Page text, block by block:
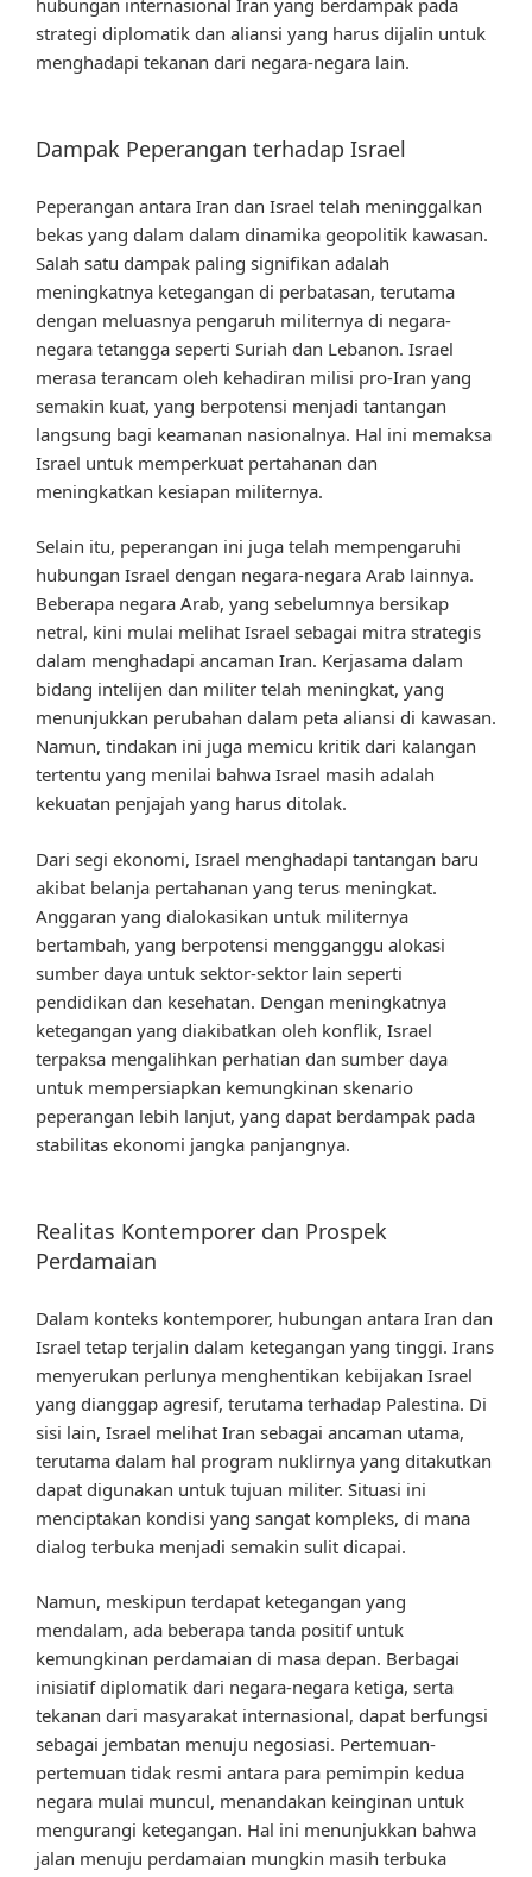
strategi diplomatik dan aliansi yang harus dijalin untuk
menghadapi tekanan dari negara-negara lain.
Dampak Peperangan terhadap Israel
Peperangan antara Iran dan Israel telah meninggalkan
bekas yang dalam dalam dinamika geopolitik kawasan.
Salah satu dampak paling signifikan adalah
meningkatnya ketegangan di perbatasan, terutama
dengan meluasnya pengaruh militernya di negara-
negara tetangga seperti Suriah dan Lebanon. Israel
merasa terancam oleh kehadiran milisi pro-Iran yang
semakin kuat, yang berpotensi menjadi tantangan
langsung bagi keamanan nasionalnya. Hal ini memaksa
Israel untuk memperkuat pertahanan dan
meningkatkan kesiapan militernya.
Selain itu, peperangan ini juga telah mempengaruhi
hubungan Israel dengan negara-negara Arab lainnya.
Beberapa negara Arab, yang sebelumnya bersikap
netral, kini mulai melihat Israel sebagai mitra strategis
dalam menghadapi ancaman Iran. Kerjasama dalam
bidang intelijen dan militer telah meningkat, yang
menunjukkan perubahan dalam peta aliansi di kawasan.
Namun, tindakan ini juga memicu kritik dari kalangan
tertentu yang menilai bahwa Israel masih adalah
kekuatan penjajah yang harus ditolak.
Dari segi ekonomi, Israel menghadapi tantangan baru
akibat belanja pertahanan yang terus meningkat.
Anggaran yang dialokasikan untuk militernya
bertambah, yang berpotensi mengganggu alokasi
sumber daya untuk sektor-sektor lain seperti
pendidikan dan kesehatan. Dengan meningkatnya
ketegangan yang diakibatkan oleh konflik, Israel
terpaksa mengalihkan perhatian dan sumber daya
untuk mempersiapkan kemungkinan skenario
peperangan lebih lanjut, yang dapat berdampak pada
stabilitas ekonomi jangka panjangnya.
Realitas Kontemporer dan Prospek
Perdamaian
Dalam konteks kontemporer, hubungan antara Iran dan
Israel tetap terjalin dalam ketegangan yang tinggi. Irans
menyerukan perlunya menghentikan kebijakan Israel
yang dianggap agresif, terutama terhadap Palestina. Di
sisi lain, Israel melihat Iran sebagai ancaman utama,
terutama dalam hal program nuklirnya yang ditakutkan
dapat digunakan untuk tujuan militer. Situasi ini
menciptakan kondisi yang sangat kompleks, di mana
dialog terbuka menjadi semakin sulit dicapai.
Namun, meskipun terdapat ketegangan yang
mendalam, ada beberapa tanda positif untuk
kemungkinan perdamaian di masa depan. Berbagai
inisiatif diplomatik dari negara-negara ketiga, serta
tekanan dari masyarakat internasional, dapat berfungsi
sebagai jembatan menuju negosiasi. Pertemuan-
pertemuan tidak resmi antara para pemimpin kedua
negara mulai muncul, menandakan keinginan untuk
mengurangi ketegangan. Hal ini menunjukkan bahwa
jalan menuju perdamaian mungkin masih terbuka